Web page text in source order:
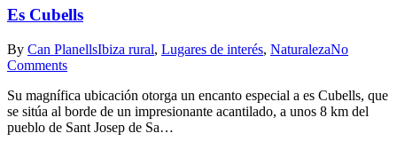
Es Cubells
By Can PlanellsIbiza rural, Lugares de interés, NaturalezaNo
Comments
Su magnífica ubicación otorga un encanto especial a es Cubells, que
se sitúa al borde de un impresionante acantilado, a unos 8 km del
pueblo de Sant Josep de Sa…